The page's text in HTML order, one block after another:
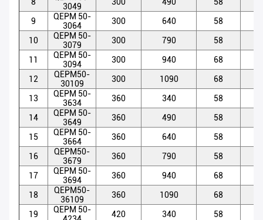
3049
9
QEPM 50-
3064
300 640 58
10
QEPM 50-
3079
300 790 58
11
QEPM 50-
3094
300 940 68
12
QEPM50-
30109
300 1090 68
13
QEPM 50-
3634
360 340 58
14
QEPM 50-
3649
360 490 58
15
QEPM 50-
3664
360 640 58
16
QEPM50-
3679
360 790 58
17
QEPM 50-
3694
360 940 68
18
QEPM50-
36109
360 1090 68
19
QEPM 50-
420 340 58